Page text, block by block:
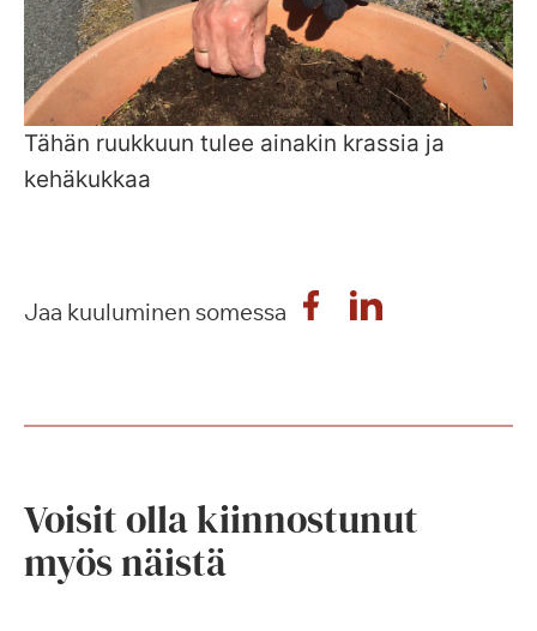
Tähän ruukkuun tulee ainakin krassia ja
kehäkukkaa
Jaa kuuluminen somessa
Voisit olla kiinnostunut
myös näistä